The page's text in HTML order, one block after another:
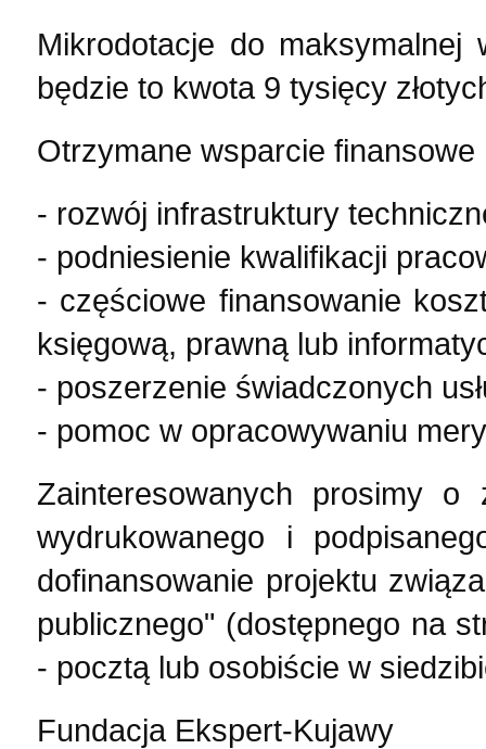
Mikrodotacje do maksymalnej
będzie to kwota 9 tysięcy
Otrzymane wsparcie
- rozwój infrastruktury
- podniesienie kwalifikacji
- częściowe finansowanie
księgową, prawną lub
- poszerzenie świadczonych
- pomoc w opracowywaniu
Zainteresowanych prosimy o
wydrukowanego i
dofinansowanie projektu
publicznego" (dostępnego na
- pocztą lub osobiście w
Fundacja Ekspert-Kujawy